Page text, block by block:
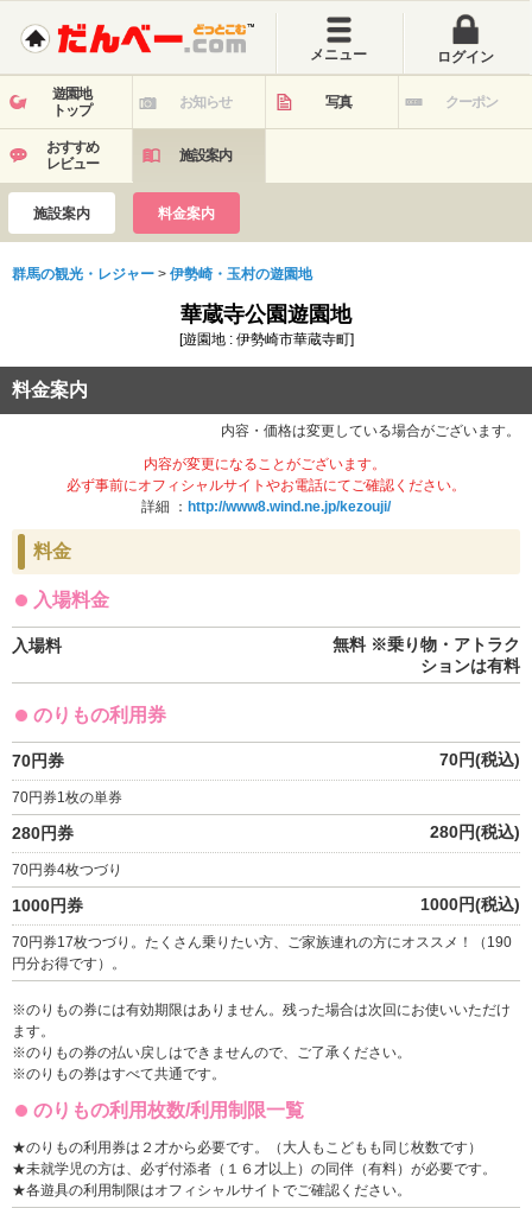
メニュー ログイン
遊園地
トップ
お知らせ 写真 クーポン
おすすめ
レビュー
施設案内
施設案内 料金案内
群馬の観光・レジャー > 伊勢崎・玉村の遊園地
華蔵寺公園遊園地
[遊園地 : 伊勢崎市華蔵寺町]
料金案内
内容・価格は変更している場合がございます。
内容が変更になることがございます。
必ず事前にオフィシャルサイトやお電話にてご確認ください。
詳細 ： http://www8.wind.ne.jp/kezouji/
料金
入場料金
入場料
無料 ※乗り物・アトラク
ションは有料
のりもの利用券
70円券 70円(税込)
70円券1枚の単券
280円券 280円(税込)
70円券4枚つづり
1000円券 1000円(税込)
70円券17枚つづり。たくさん乗りたい方、ご家族連れの方にオススメ！（190
円分お得です）。
※のりもの券には有効期限はありません。残った場合は次回にお使いいただけ
ます。
※のりもの券の払い戻しはできませんので、ご了承ください。
※のりもの券はすべて共通です。
のりもの利用枚数/利用制限一覧
★のりもの利用券は２才から必要です。（大人もこどもも同じ枚数です）
★未就学児の方は、必ず付添者（１６才以上）の同伴（有料）が必要です。
★各遊具の利用制限はオフィシャルサイトでご確認ください。